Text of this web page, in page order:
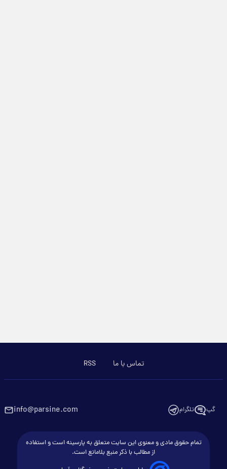
تماس با ما RSS
گپ تلگرام info@parsine.com
تمام حقوق مادی و معنوی این سایت متعلق به پارسینه است و استفاده
از مطالب با ذکر منبع بلامانع است.